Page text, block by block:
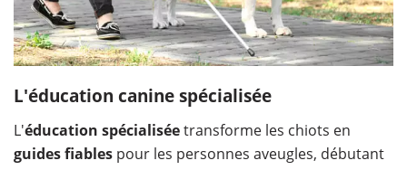
L'éducation canine spécialisée
L'éducation spécialiséetransforme les chiots en
guides fiables pour les personnes aveugles, débutant